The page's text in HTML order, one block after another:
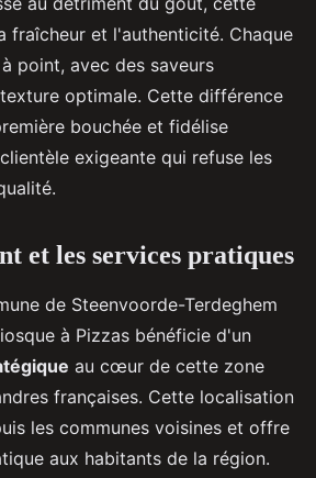
fraîcheur et l'authenticité. Chaque
point, avec des saveurs
optimale. Cette différence
bouchée et fidélise
exigeante qui refuse les
et les services pratiques
de Steenvoorde-Terdeghem
à Pizzas bénéficie d'un
au cœur de cette zone
françaises. Cette localisation
les communes voisines et offre
aux habitants de la région.